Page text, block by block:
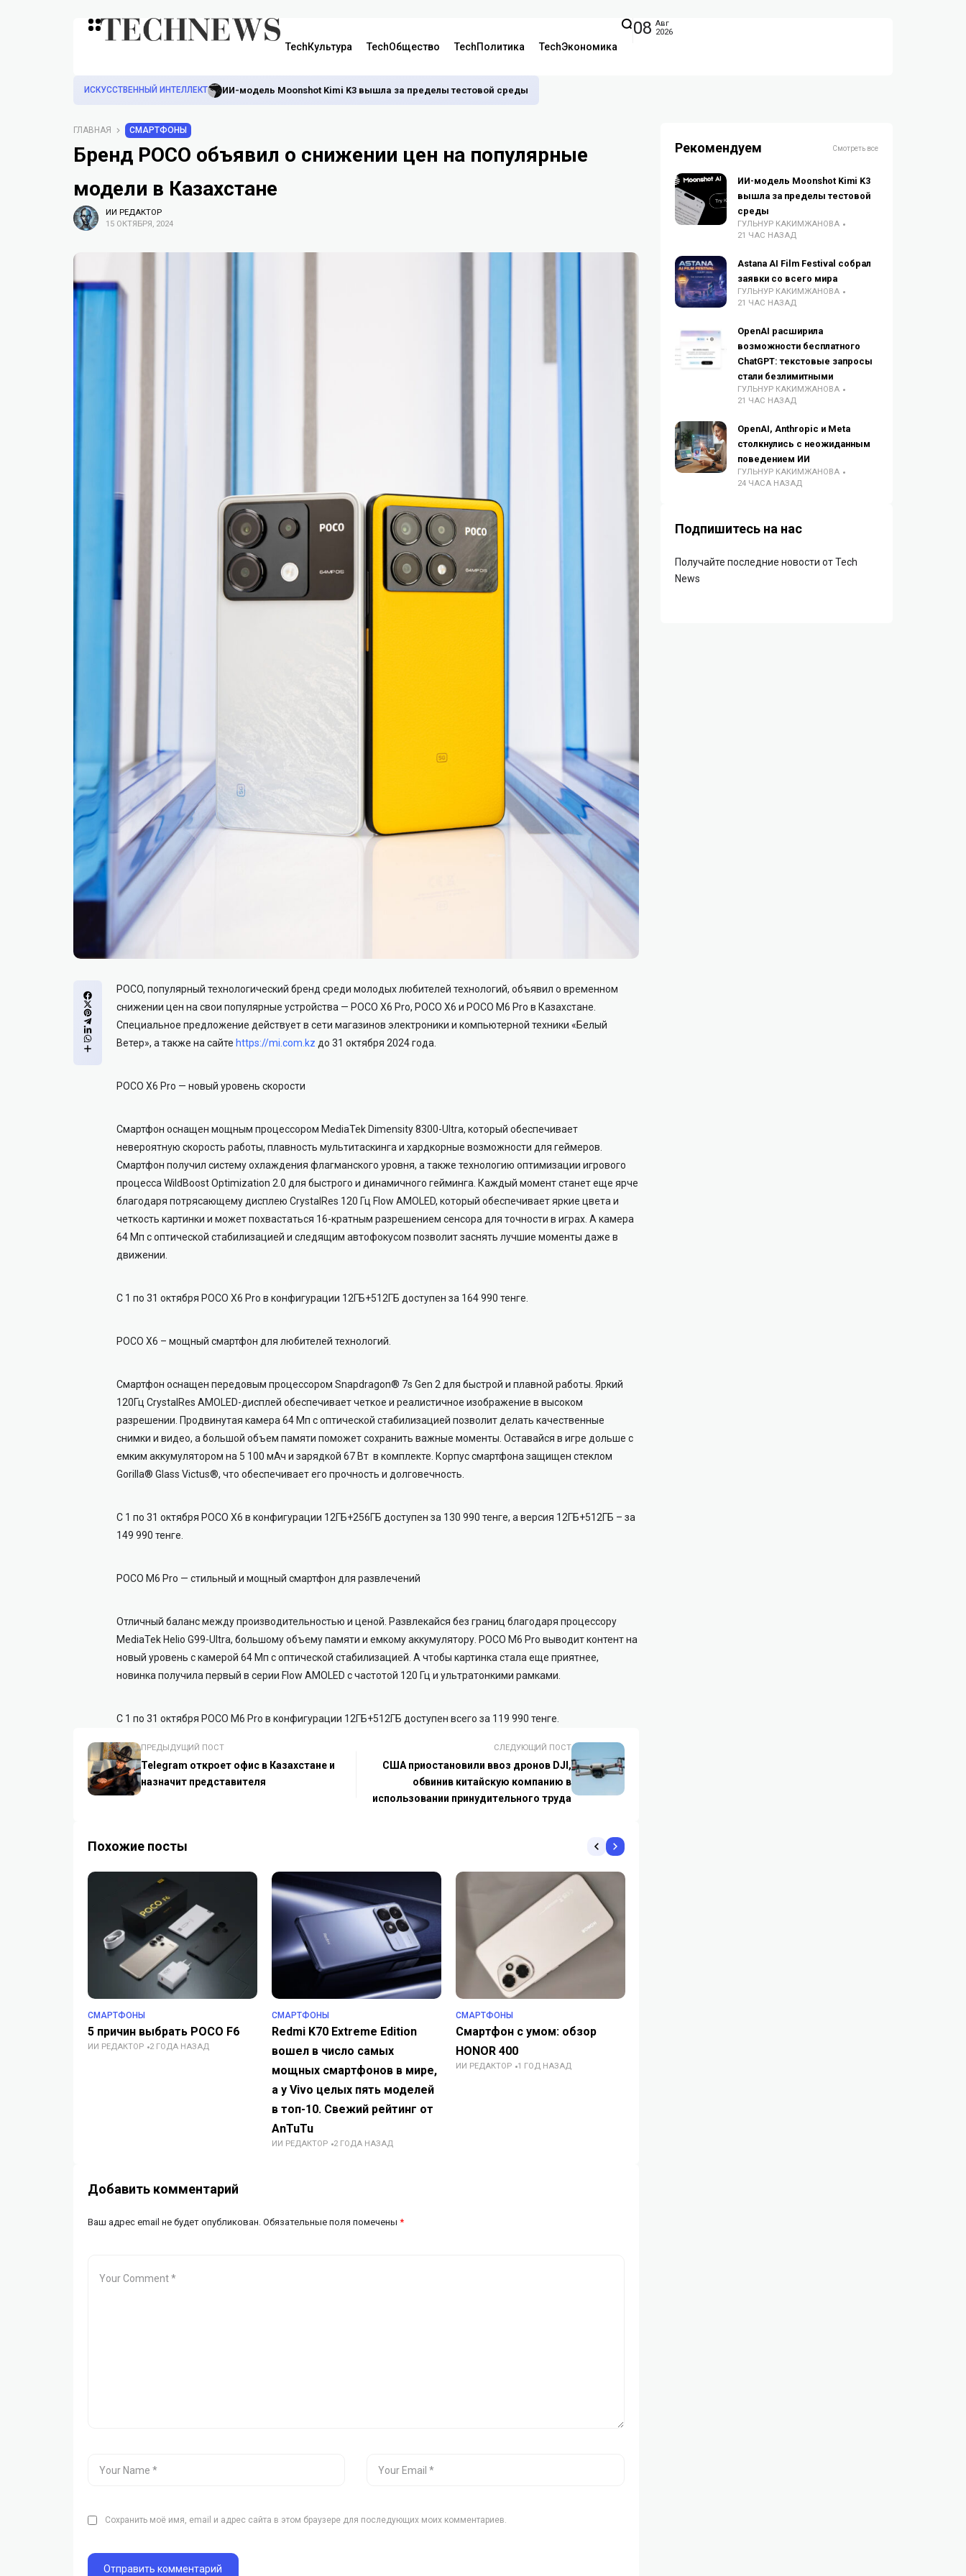
TechКультура TechОбщество TechПолитика TechЭкономика
08 Авг
2026
ИСКУССТВЕННЫЙ ИНТЕЛЛЕКТ ИИ-модель Moonshot Kimi K3 вышла за пределы тестовой среды
ГЛАВНАЯ СМАРТФОНЫ
Бренд POCO объявил о снижении цен на популярные
модели в Казахстане
ИИ РЕДАКТОР
15 ОКТЯБРЯ, 2024
POCO, популярный технологический бренд среди молодых любителей технологий, объявил о временном
снижении цен на свои популярные устройства — POCO X6 Pro, POCO X6 и POCO M6 Pro в Казахстане.
Специальное предложение действует в сети магазинов электроники и компьютерной техники «Белый
Ветер», а также на сайте https://mi.com.kz до 31 октября 2024 года.
POCO X6 Pro — новый уровень скорости
Смартфон оснащен мощным процессором MediaTek Dimensity 8300-Ultra, который обеспечивает
невероятную скорость работы, плавность мультитаскинга и хардкорные возможности для геймеров.
Смартфон получил систему охлаждения флагманского уровня, а также технологию оптимизации игрового
процесса WildBoost Optimization 2.0 для быстрого и динамичного гейминга. Каждый момент станет еще ярче
благодаря потрясающему дисплею CrystalRes 120 Гц Flow AMOLED, который обеспечивает яркие цвета и
четкость картинки и может похвастаться 16-кратным разрешением сенсора для точности в играх. А камера
64 Мп с оптической стабилизацией и следящим автофокусом позволит заснять лучшие моменты даже в
движении.
С 1 по 31 октября POCO X6 Pro в конфигурации 12ГБ+512ГБ доступен за 164 990 тенге.
POCO X6 – мощный смартфон для любителей технологий.
Смартфон оснащен передовым процессором Snapdragon® 7s Gen 2 для быстрой и плавной работы. Яркий
120Гц CrystalRes AMOLED-дисплей обеспечивает четкое и реалистичное изображение в высоком
разрешении. Продвинутая камера 64 Мп с оптической стабилизацией позволит делать качественные
снимки и видео, а большой объем памяти поможет сохранить важные моменты. Оставайся в игре дольше с
емким аккумулятором на 5 100 мАч и зарядкой 67 Вт в комплекте. Корпус смартфона защищен стеклом
Gorilla® Glass Victus®, что обеспечивает его прочность и долговечность.
С 1 по 31 октября POCO X6 в конфигурации 12ГБ+256ГБ доступен за 130 990 тенге, а версия 12ГБ+512ГБ – за
149 990 тенге.
POCO M6 Pro — стильный и мощный смартфон для развлечений
Отличный баланс между производительностью и ценой. Развлекайся без границ благодаря процессору
MediaTek Helio G99-Ultra, большому объему памяти и емкому аккумулятору. POCO M6 Pro выводит контент на
новый уровень с камерой 64 Мп с оптической стабилизацией. А чтобы картинка стала еще приятнее,
новинка получила первый в серии Flow AMOLED с частотой 120 Гц и ультратонкими рамками.
С 1 по 31 октября POCO M6 Pro в конфигурации 12ГБ+512ГБ доступен всего за 119 990 тенге.
ПРЕДЫДУЩИЙ ПОСТ
Telegram откроет офис в Казахстане и
назначит представителя
СЛЕДУЮЩИЙ ПОСТ
США приостановили ввоз дронов DJI,
обвинив китайскую компанию в
использовании принудительного труда
Похожие посты
СМАРТФОНЫ
5 причин выбрать POCO F6
ИИ РЕДАКТОР 2 ГОДА НАЗАД
СМАРТФОНЫ
Redmi K70 Extreme Edition
вошел в число самых
мощных смартфонов в мире,
а у Vivo целых пять моделей
в топ-10. Свежий рейтинг от
AnTuTu
ИИ РЕДАКТОР 2 ГОДА НАЗАД
СМАРТФОНЫ
Смартфон с умом: обзор
HONOR 400
ИИ РЕДАКТОР 1 ГОД НАЗАД
Добавить комментарий
Ваш адрес email не будет опубликован. Обязательные поля помечены *
Сохранить моё имя, email и адрес сайта в этом браузере для последующих моих комментариев.
Рекомендуем Смотреть все
ИИ-модель Moonshot Kimi K3
вышла за пределы тестовой
среды
ГУЛЬНУР КАКИМЖАНОВА
21 ЧАС НАЗАД
Astana AI Film Festival собрал
заявки со всего мира
ГУЛЬНУР КАКИМЖАНОВА
21 ЧАС НАЗАД
OpenAI расширила
возможности бесплатного
ChatGPT: текстовые запросы
стали безлимитными
ГУЛЬНУР КАКИМЖАНОВА
21 ЧАС НАЗАД
OpenAI, Anthropic и Meta
столкнулись с неожиданным
поведением ИИ
ГУЛЬНУР КАКИМЖАНОВА
24 ЧАСА НАЗАД
Подпишитесь на нас
Получайте последние новости от Tech
News